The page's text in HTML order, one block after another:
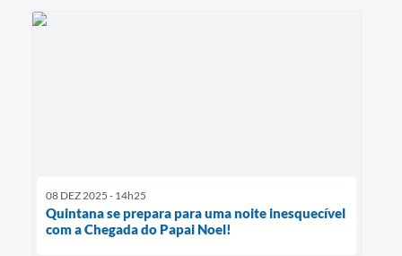
08 DEZ 2025 - 14h25
Quintana se prepara para uma noite inesquecível
com a Chegada do Papai Noel!